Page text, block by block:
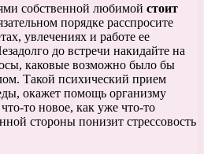
собственной любимой стоит
порядке расспросите
увлечениях и работе ее
до встречи накидайте на
каковые возможно было бы
Такой психический прием
окажет помощь организму
то новое, как уже что-то
стороны понизит стрессовость